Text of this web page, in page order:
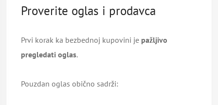
Proverite oglas i prodavca
Prvi korak ka bezbednoj kupovini je pažljivo
pregledati oglas.
Pouzdan oglas obično sadrži: